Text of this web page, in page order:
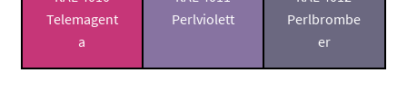
Telemagent
a
Perlviolett
Perlbrombe
er